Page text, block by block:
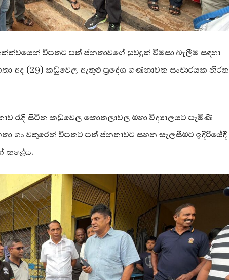
විපතට පත් ජනතාවගේ සුවදුක් විමසා බැලීම සඳහා
අද (29) කඩුවෙල ඇතුළු ප්‍රදේශ ගණනාවක සංචාරයක නිරත
රැදී සිටින කඩුවෙල කොතලාවල මහා විද්‍යාලයට පැමිණි
ගං වතුරෙන් විපතට පත් ජනතාවට සහන සැලසීමට ඉදිරියේදී
කළේය.